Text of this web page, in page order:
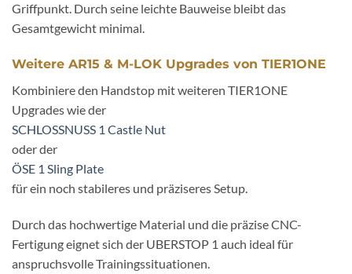
Griffpunkt. Durch seine leichte Bauweise bleibt das
Gesamtgewicht minimal.
Weitere AR15 & M-LOK Upgrades von TIER1ONE
Kombiniere den Handstop mit weiteren TIER1ONE
Upgrades wie der
SCHLOSSNUSS 1 Castle Nut
oder der
ÖSE 1 Sling Plate
für ein noch stabileres und präziseres Setup.
Durch das hochwertige Material und die präzise CNC-
Fertigung eignet sich der UBERSTOP 1 auch ideal für
anspruchsvolle Trainingssituationen.